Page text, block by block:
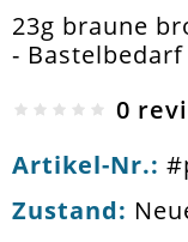
23g braune
- Bastelbedarf
0
Artikel-Nr.:
Zustand: